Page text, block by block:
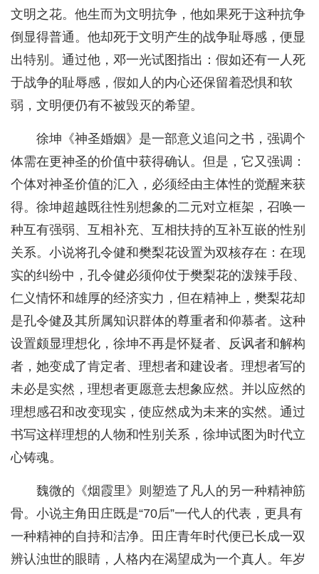
文明之花。他生而为文明抗争，他如果死于这种抗争
倒显得普通。他却死于文明产生的战争耻辱感，便显
出特别。通过他，邓一光试图指出：假如还有一人死
于战争的耻辱感，假如人的内心还保留着恐惧和软
弱，文明便仍有不被毁灭的希望。
徐坤《神圣婚姻》是一部意义追问之书，强调个
体需在更神圣的价值中获得确认。但是，它又强调：
个体对神圣价值的汇入，必须经由主体性的觉醒来获
得。徐坤超越既往性别想象的二元对立框架，召唤一
种互有强弱、互相补充、互相扶持的互补互嵌的性别
关系。小说将孔令健和樊梨花设置为双核存在：在现
实的纠纷中，孔令健必须仰仗于樊梨花的泼辣手段、
仁义情怀和雄厚的经济实力，但在精神上，樊梨花却
是孔令健及其所属知识群体的尊重者和仰慕者。这种
设置颇显理想化，徐坤不再是怀疑者、反讽者和解构
者，她变成了肯定者、理想者和建设者。理想者写的
未必是实然，理想者更愿意去想象应然。并以应然的
理想感召和改变现实，使应然成为未来的实然。通过
书写这样理想的人物和性别关系，徐坤试图为时代立
心铸魂。
魏微的《烟霞里》则塑造了凡人的另一种精神筋
骨。小说主角田庄既是“70后”一代人的代表，更具有
一种精神的自持和洁净。田庄青年时代便已长成一双
辨认浊世的眼睛，人格内在渴望成为一个真人。年岁